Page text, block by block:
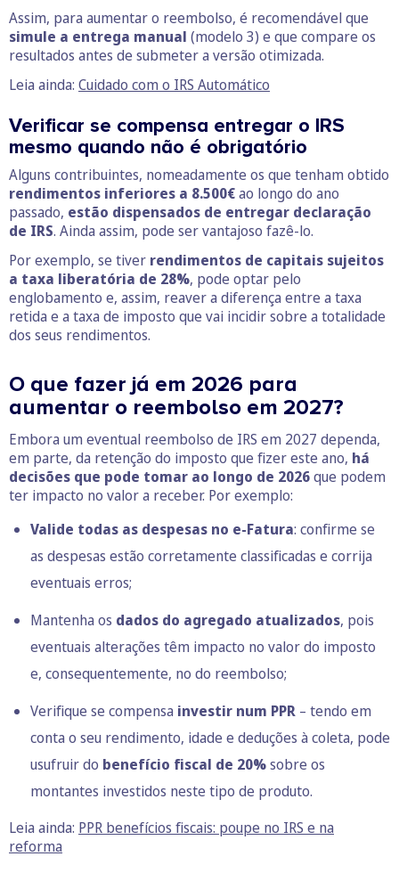
Assim, para aumentar o reembolso, é recomendável que
simule a entrega manual (modelo 3) e que compare os
resultados antes de submeter a versão otimizada.
Leia ainda: Cuidado com o IRS Automático
Verificar se compensa entregar o IRS
mesmo quando não é obrigatório
Alguns contribuintes, nomeadamente os que tenham obtido
rendimentos inferiores a 8.500€ao longo do ano
passado, estão dispensados de entregar declaração
de IRS. Ainda assim, pode ser vantajoso fazê-lo.
Por exemplo, se tiver rendimentos de capitais sujeitos
a taxa liberatória de 28%, pode optar pelo
englobamento e, assim, reaver a diferença entre a taxa
retida e a taxa de imposto que vai incidir sobre a totalidade
dos seus rendimentos.
O que fazer já em 2026 para
aumentar o reembolso em 2027?
Embora um eventual reembolso de IRS em 2027 dependa,
em parte, da retenção do imposto que fizer este ano, há
decisões que pode tomar ao longo de 2026que podem
ter impacto no valor a receber. Por exemplo:
Valide todas as despesas no e-Fatura: confirme se
as despesas estão corretamente classificadas e corrija
eventuais erros;
Mantenha os dados do agregado atualizados, pois
eventuais alterações têm impacto no valor do imposto
e, consequentemente, no do reembolso;
Verifique se compensa investir num PPR – tendo em
conta o seu rendimento, idade e deduções à coleta, pode
usufruir do benefício fiscal de 20%sobre os
montantes investidos neste tipo de produto.
Leia ainda: PPR benefícios fiscais: poupe no IRS e na
reforma